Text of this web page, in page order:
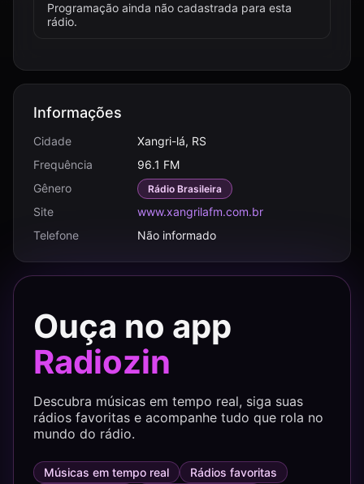
Programação ainda não cadastrada para esta
rádio.
Informações
Cidade
Xangri-lá, RS
Frequência
96.1 FM
Gênero
Rádio Brasileira
Site
www.xangrilafm.com.br
Telefone
Não informado
Ouça no app
Radiozin
Descubra músicas em tempo real, siga suas
rádios favoritas e acompanhe tudo que rola no
mundo do rádio.
Músicas em tempo real
Rádios favoritas